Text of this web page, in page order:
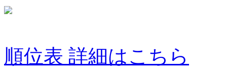
順位表 詳細はこちら